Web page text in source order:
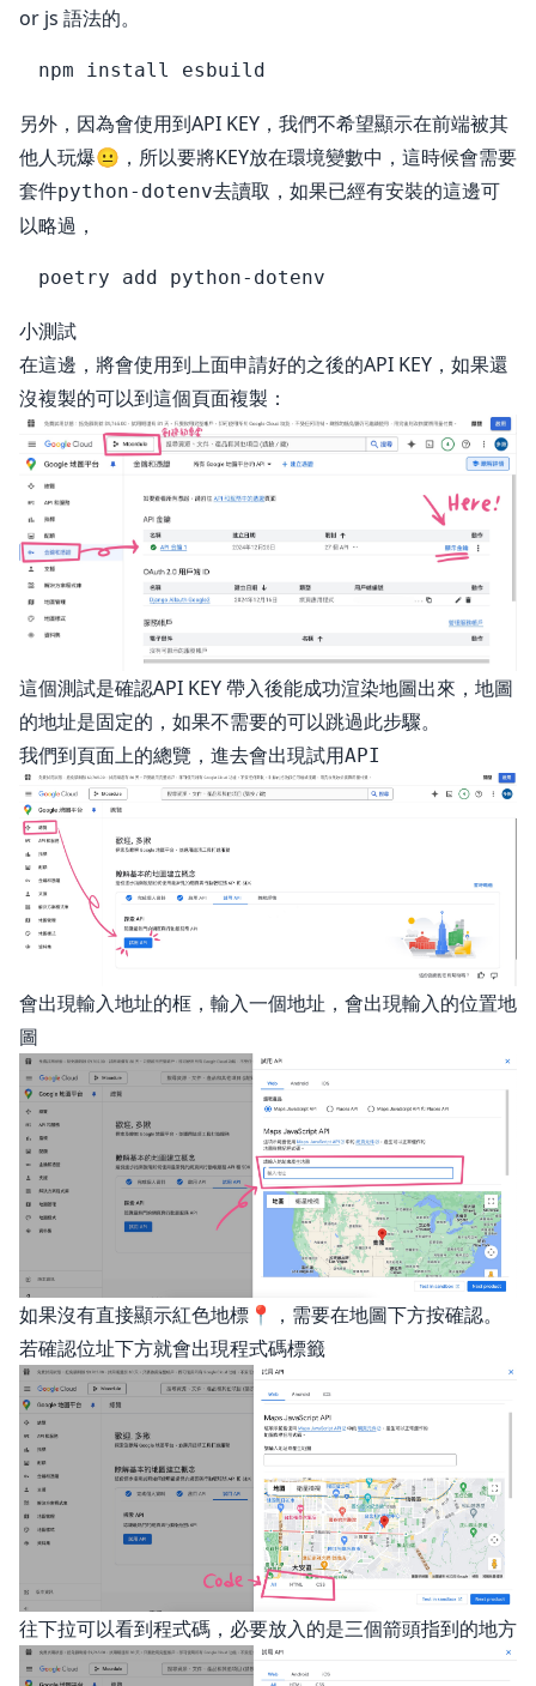
or js 語法的。
另外，因為會使用到API KEY，我們不希望顯示在前端被其
他人玩爆😐，所以要將KEY放在環境變數中，這時候會需要
套件python-dotenv去讀取，如果已經有安裝的這邊可
以略過，
小測試
在這邊，將會使用到上面申請好的之後的API KEY，如果還
沒複製的可以到這個頁面複製：
這個測試是確認API KEY 帶入後能成功渲染地圖出來，地圖
的地址是固定的，如果不需要的可以跳過此步驟。
我們到頁面上的總覽，進去會出現試用API
會出現輸入地址的框，輸入一個地址，會出現輸入的位置地
圖
如果沒有直接顯示紅色地標📍，需要在地圖下方按確認。
若確認位址下方就會出現程式碼標籤
往下拉可以看到程式碼，必要放入的是三個箭頭指到的地方